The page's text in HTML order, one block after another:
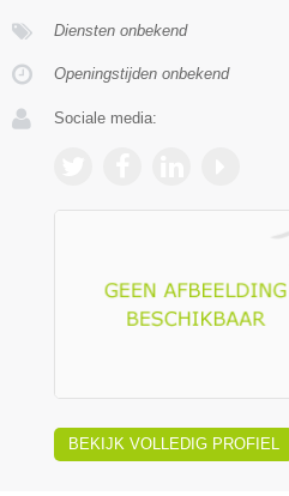
Diensten onbekend
Openingstijden onbekend
Sociale media:
BEKIJK VOLLEDIG PROFIEL